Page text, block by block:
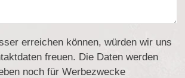
erreichen können, würden wir uns
freuen. Die Daten werden
noch für Werbezwecke